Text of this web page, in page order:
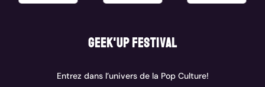
geek'up festival
Entrez dans l’univers de la Pop Culture!